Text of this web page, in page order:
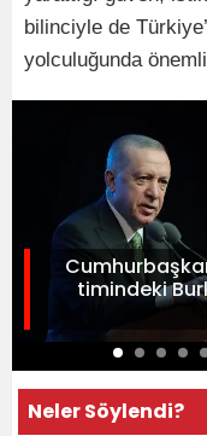
bilinciyle de
yolculuğunda
timindeki
Neler Söylendi?